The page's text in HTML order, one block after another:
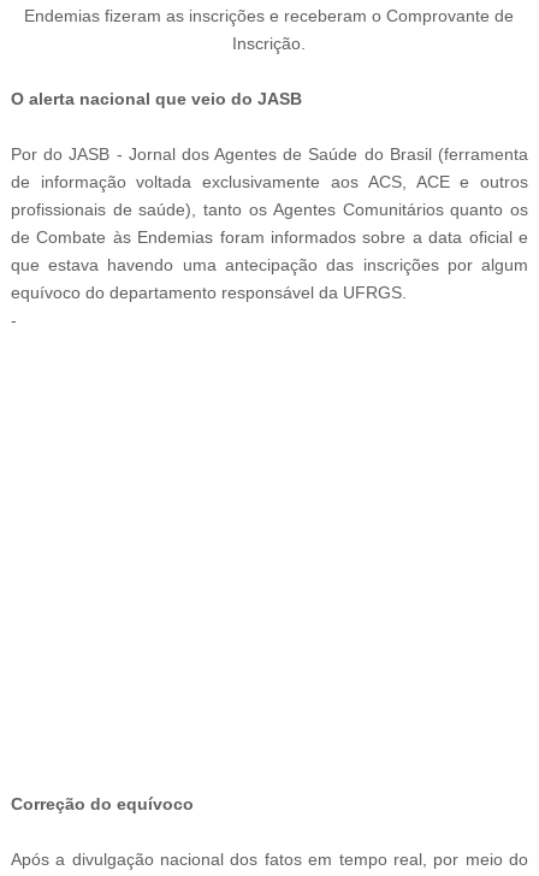
Endemias fizeram as inscrições e receberam o Comprovante de
Inscrição.
O alerta nacional que veio do JASB
Por do JASB - Jornal dos Agentes de Saúde do Brasil (ferramenta
de informação voltada exclusivamente aos ACS, ACE e outros
profissionais de saúde), tanto os Agentes Comunitários quanto os
de Combate às Endemias foram informados sobre a data oficial e
que estava havendo uma antecipação das inscrições por algum
equívoco do departamento responsável da UFRGS.
-
Correção do equívoco
Após a divulgação nacional dos fatos em tempo real, por meio do